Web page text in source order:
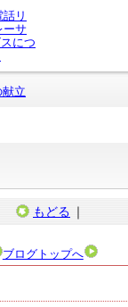
立
もどる ｜
ブログトップへ